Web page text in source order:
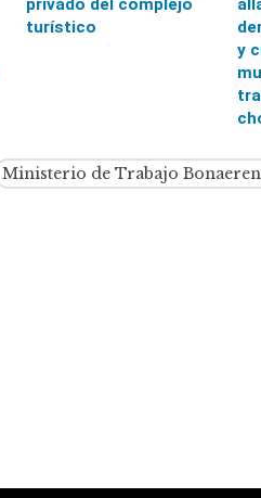
privado del complejo
turístico
y
Ministerio de Trabajo